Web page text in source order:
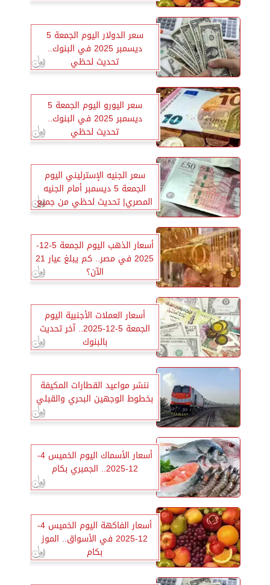
سعر الدولار اليوم الجمعة 5
ديسمبر 2025 في البنوك..
تحديث لحظي
سعر اليورو اليوم الجمعة 5
ديسمبر 2025 في البنوك..
تحديث لحظي
سعر الجنيه الإسترليني اليوم
الجمعة 5 ديسمبر أمام الجنيه
المصري| تحديث لحظي من جميع
البنوك
أسعار الذهب اليوم الجمعة 5-12-
2025 في مصر.. كم يبلغ عيار 21
الآن؟
أسعار العملات الأجنبية اليوم
الجمعة 5-12-2025.. آخر تحديث
بالبنوك
ننشر مواعيد القطارات المكيفة
بخطوط الوجهين البحري والقبلي
أسعار الأسماك اليوم الخميس 4-
12-2025.. الجمبري بكام
أسعار الفاكهة اليوم الخميس 4-
12-2025 في الأسواق.. الموز
بكام